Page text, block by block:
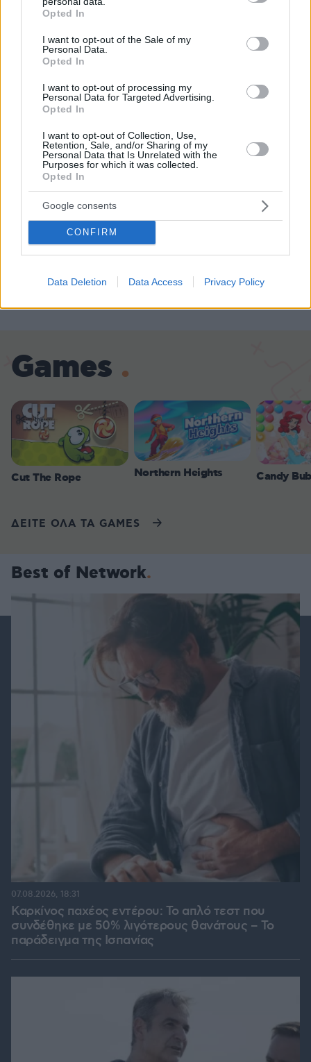
grant or deny consent to Google and its third-party tags to
use your data for below specified purposes in below Google
consent section.
Opted In
I want to opt-out of the Sale of my
Personal Data.
Opted In
I want to opt-out of processing my
Personal Data for Targeted Advertising.
Opted In
I want to opt-out of Collection, Use,
Retention, Sale, and/or Sharing of my
Personal Data that Is Unrelated with the
Purposes for which it was collected.
Opted In
Google consents
CONFIRM
Data Deletion Data Access Privacy Policy
λευκού κουταβιού
07.08.2026, 18:54
13χρονου που δαγκώθηκε από φίδι
στα Χανιά: «Μας δώσατε αίσθημα
ασφάλειας»
07.08.2026, 10:26 3
Συγκίνηση στο Πόρτο Γερμενό: Σκύλος
γύρισε σοβαρά τραυματισμένος στο
σπίτι που τον φρόντιζαν μία εβδομάδα
μετά τη φωτιά
Games
Cut The Rope Northern Heights Candy
ΔΕΙΤΕ ΟΛΑ ΤΑ GAMES
Best of Network
Καρκίνος παχέος εντέρου: Το απλό τεστ που
συνδέθηκε με 50% λιγότερους θανάτους – Το
παράδειγμα της Ισπανίας
07.08.2026, 18:31